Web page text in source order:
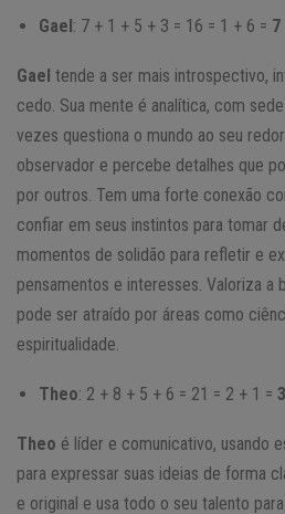
Gael: 7 + 1 + 5 + 3 = 16 = 1 + 6 = 7
Gael tende a ser mais introspectivo,
cedo. Sua mente é analítica, com
vezes questiona o mundo ao seu
observador e percebe detalhes que
por outros. Tem uma forte conexão
confiar em seus instintos para tomar
momentos de solidão para refletir e
pensamentos e interesses. Valoriza a
pode ser atraído por áreas como
espiritualidade.
Theo: 2 + 8 + 5 + 6 = 21 = 2 + 1 = 3
Theo é líder e comunicativo, usando
para expressar suas ideias de forma
e original e usa todo o seu talento